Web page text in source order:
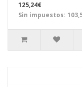
125,24€
Sin impuestos: